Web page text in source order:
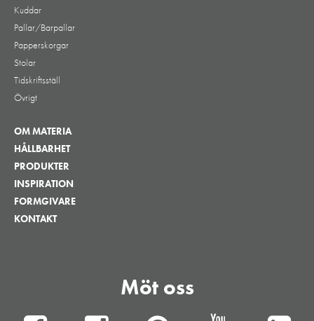
Kuddar
Pallar/Barpallar
Papperskorgar
Stolar
Tidskriftsställ
Övrigt
OM MATERIA
HÅLLBARHET
PRODUKTER
INSPIRATION
FORMGIVARE
KONTAKT
Möt oss